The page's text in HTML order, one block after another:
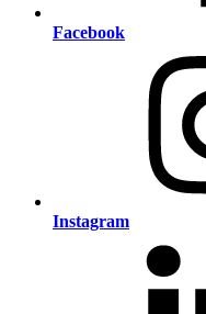
Facebook
Instagram